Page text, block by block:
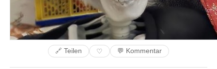
🔗 Teilen ♡ 💬 Kommentar